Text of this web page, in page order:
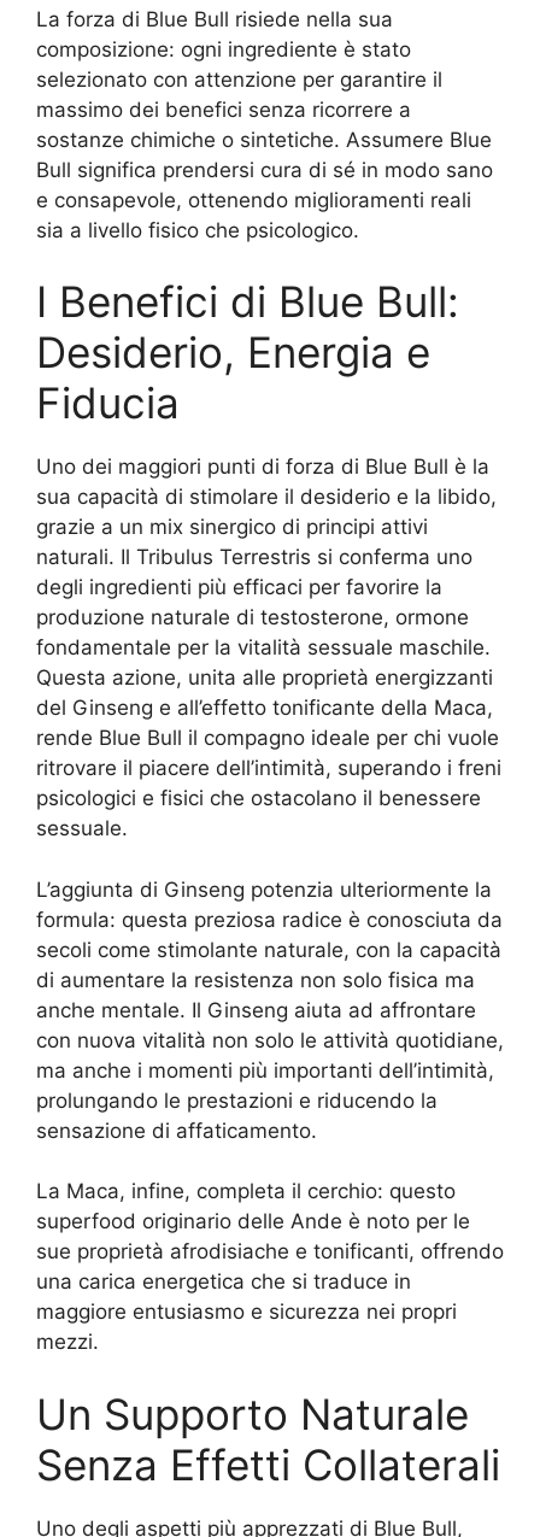
La forza di Blue Bull risiede nella sua
composizione: ogni ingrediente è stato
selezionato con attenzione per garantire il
massimo dei benefici senza ricorrere a
sostanze chimiche o sintetiche. Assumere Blue
Bull significa prendersi cura di sé in modo sano
e consapevole, ottenendo miglioramenti reali
sia a livello fisico che psicologico.
I Benefici di Blue Bull:
Desiderio, Energia e
Fiducia
Uno dei maggiori punti di forza di Blue Bull è la
sua capacità di stimolare il desiderio e la libido,
grazie a un mix sinergico di principi attivi
naturali. Il Tribulus Terrestris si conferma uno
degli ingredienti più efficaci per favorire la
produzione naturale di testosterone, ormone
fondamentale per la vitalità sessuale maschile.
Questa azione, unita alle proprietà energizzanti
del Ginseng e all’effetto tonificante della Maca,
rende Blue Bull il compagno ideale per chi vuole
ritrovare il piacere dell’intimità, superando i freni
psicologici e fisici che ostacolano il benessere
sessuale.
L’aggiunta di Ginseng potenzia ulteriormente la
formula: questa preziosa radice è conosciuta da
secoli come stimolante naturale, con la capacità
di aumentare la resistenza non solo fisica ma
anche mentale. Il Ginseng aiuta ad affrontare
con nuova vitalità non solo le attività quotidiane,
ma anche i momenti più importanti dell’intimità,
prolungando le prestazioni e riducendo la
sensazione di affaticamento.
La Maca, infine, completa il cerchio: questo
superfood originario delle Ande è noto per le
sue proprietà afrodisiache e tonificanti, offrendo
una carica energetica che si traduce in
maggiore entusiasmo e sicurezza nei propri
mezzi.
Un Supporto Naturale
Senza Effetti Collaterali
Uno degli aspetti più apprezzati di Blue Bull,